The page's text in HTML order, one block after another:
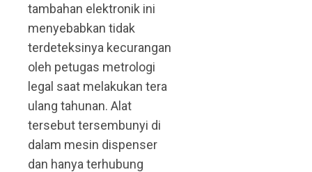
tambahan elektronik ini
menyebabkan tidak
terdeteksinya kecurangan
oleh petugas metrologi
legal saat melakukan tera
ulang tahunan. Alat
tersebut tersembunyi di
dalam mesin dispenser
dan hanya terhubung